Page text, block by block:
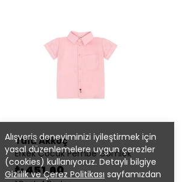
Alışveriş deneyiminizi iyileştirmek için
yasal düzenlemelere uygun çerezler
(cookies) kullanıyoruz. Detaylı bilgiye
Gizlilik ve Çerez Politikası sayfamızdan
Tülü Akkoç
Erkek Çocuk Pembe Gömlek
₺ 451.60